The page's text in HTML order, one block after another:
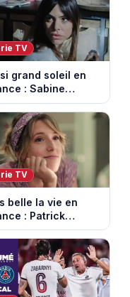
sur-Rhône
TV
grand soleil en
: Sabine
par Céleste.
du 7 août
(spoiler).
TV
belle la vie en
: Patrick
d’un malaise.
du 7 août
(spoiler)